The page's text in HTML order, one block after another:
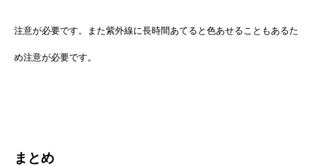
注意が必要です。また紫外線に長時間あてると色あせることもあるた
め注意が必要です。
まとめ